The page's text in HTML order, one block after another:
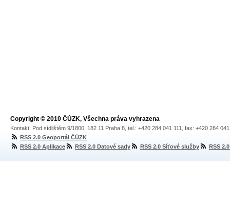
Copyright © 2010 ČÚZK, Všechna práva vyhrazena
Kontakt: Pod sídlištěm 9/1800, 182 11 Praha 8, tel.: +420 284 041 111, fax: +420 284
RSS 2.0 Geoportál ČÚZK
RSS 2.0 Aplikace
RSS 2.0 Datové sady RSS 2.0 Síťové služby RSS